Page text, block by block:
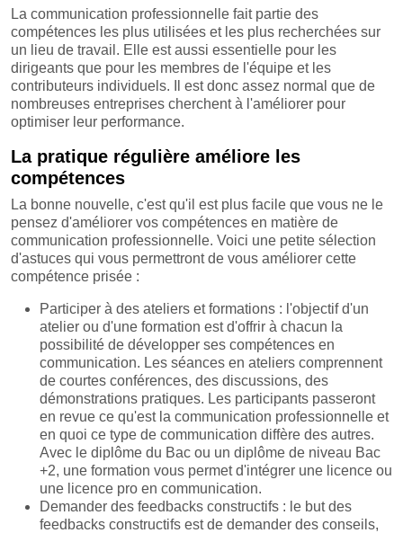
La communication professionnelle fait partie des
compétences les plus utilisées et les plus recherchées sur
un lieu de travail. Elle est aussi essentielle pour les
dirigeants que pour les membres de l'équipe et les
contributeurs individuels. Il est donc assez normal que de
nombreuses entreprises cherchent à l'améliorer pour
optimiser leur performance.
La pratique régulière améliore les
compétences
La bonne nouvelle, c'est qu'il est plus facile que vous ne le
pensez d'améliorer vos compétences en matière de
communication professionnelle. Voici une petite sélection
d'astuces qui vous permettront de vous améliorer cette
compétence prisée :
Participer à des ateliers et formations : l'objectif d'un
atelier ou d'une formation est d'offrir à chacun la
possibilité de développer ses compétences en
communication. Les séances en ateliers comprennent
de courtes conférences, des discussions, des
démonstrations pratiques. Les participants passeront
en revue ce qu'est la communication professionnelle et
en quoi ce type de communication diffère des autres.
Avec le diplôme du Bac ou un diplôme de niveau Bac
+2, une formation vous permet d'intégrer une licence ou
une licence pro en communication.
Demander des feedbacks constructifs : le but des
feedbacks constructifs est de demander des conseils,